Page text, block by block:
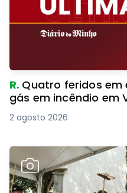
R. Quatro feridos em
gás em incêndio em
2 agosto 2026